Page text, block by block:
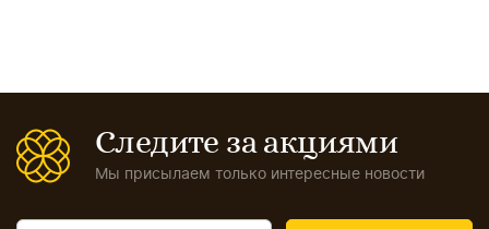
Следите за акциями
Мы присылаем только интересные новости